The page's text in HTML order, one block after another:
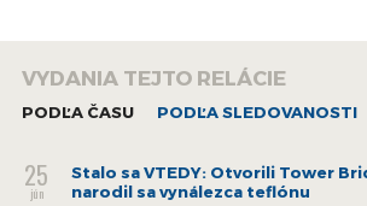
VYDANIA TEJTO RELÁCIE
PODĽA ČASU PODĽA SLEDOVANOSTI
25
jún
Stalo sa VTEDY: Otvorili Tower
narodil sa vynálezca teflónu